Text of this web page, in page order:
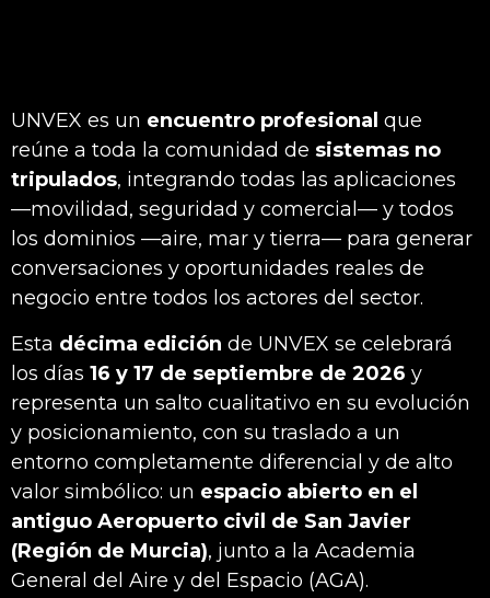
UNVEX es un encuentro profesional que
reúne a toda la comunidad de sistemas no
tripulados, integrando todas las aplicaciones
—movilidad, seguridad y comercial— y todos
los dominios —aire, mar y tierra— para generar
conversaciones y oportunidades reales de
negocio entre todos los actores del sector.
Esta décima edición de UNVEX se celebrará
los días 16 y 17 de septiembre de 2026 y
representa un salto cualitativo en su evolución
y posicionamiento, con su traslado a un
entorno completamente diferencial y de alto
valor simbólico: un espacio abierto en el
antiguo Aeropuerto civil de San Javier
(Región de Murcia), junto a la Academia
General del Aire y del Espacio (AGA).